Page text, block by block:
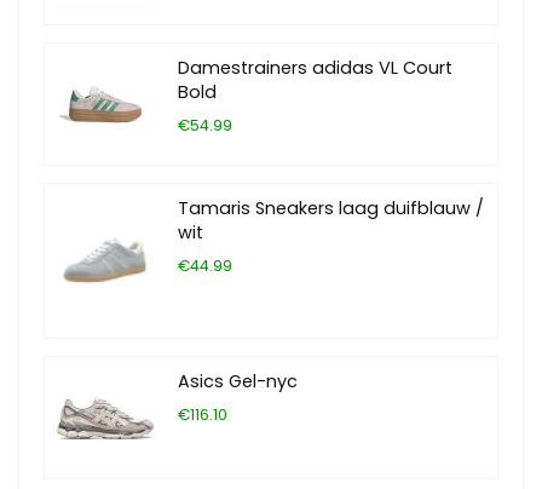
Damestrainers adidas VL Court
Bold
€54.99
Tamaris Sneakers laag duifblauw /
wit
€44.99
Asics Gel-nyc
€116.10